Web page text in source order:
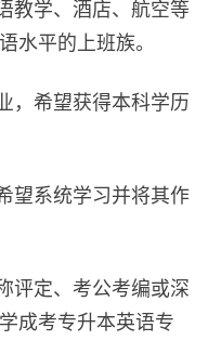
学、酒店、航空等
水平的上班族。
希望获得本科学历
系统学习并将其作
定、考公考编或深
成考专升本英语专